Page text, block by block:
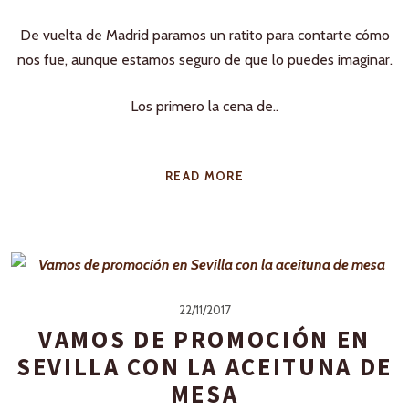
De vuelta de Madrid paramos un ratito para contarte cómo
nos fue, aunque estamos seguro de que lo puedes imaginar.
Los primero la cena de..
READ MORE
22/11/2017
VAMOS DE PROMOCIÓN EN
SEVILLA CON LA ACEITUNA DE
MESA